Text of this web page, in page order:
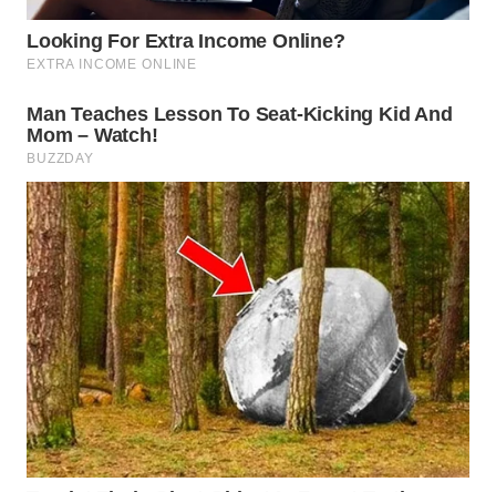
MAJALENGKA
WN
SUKABUMI
WN
PURWAKARTA
WN
PRIANGAN
TIMUR
WN
SEMARANG